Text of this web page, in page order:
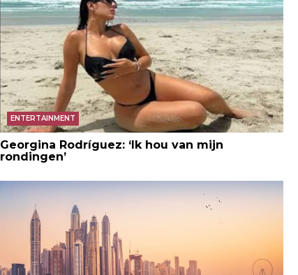
ENTERTAINMENT
Georgina Rodríguez: ‘Ik hou van mijn
rondingen’